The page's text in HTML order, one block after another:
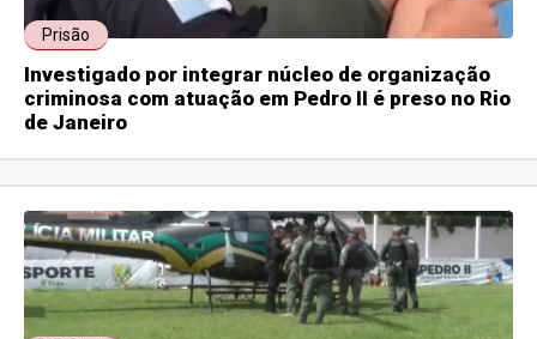
Prisão
Investigado por integrar núcleo de organização
criminosa com atuação em Pedro II é preso no Rio
de Janeiro